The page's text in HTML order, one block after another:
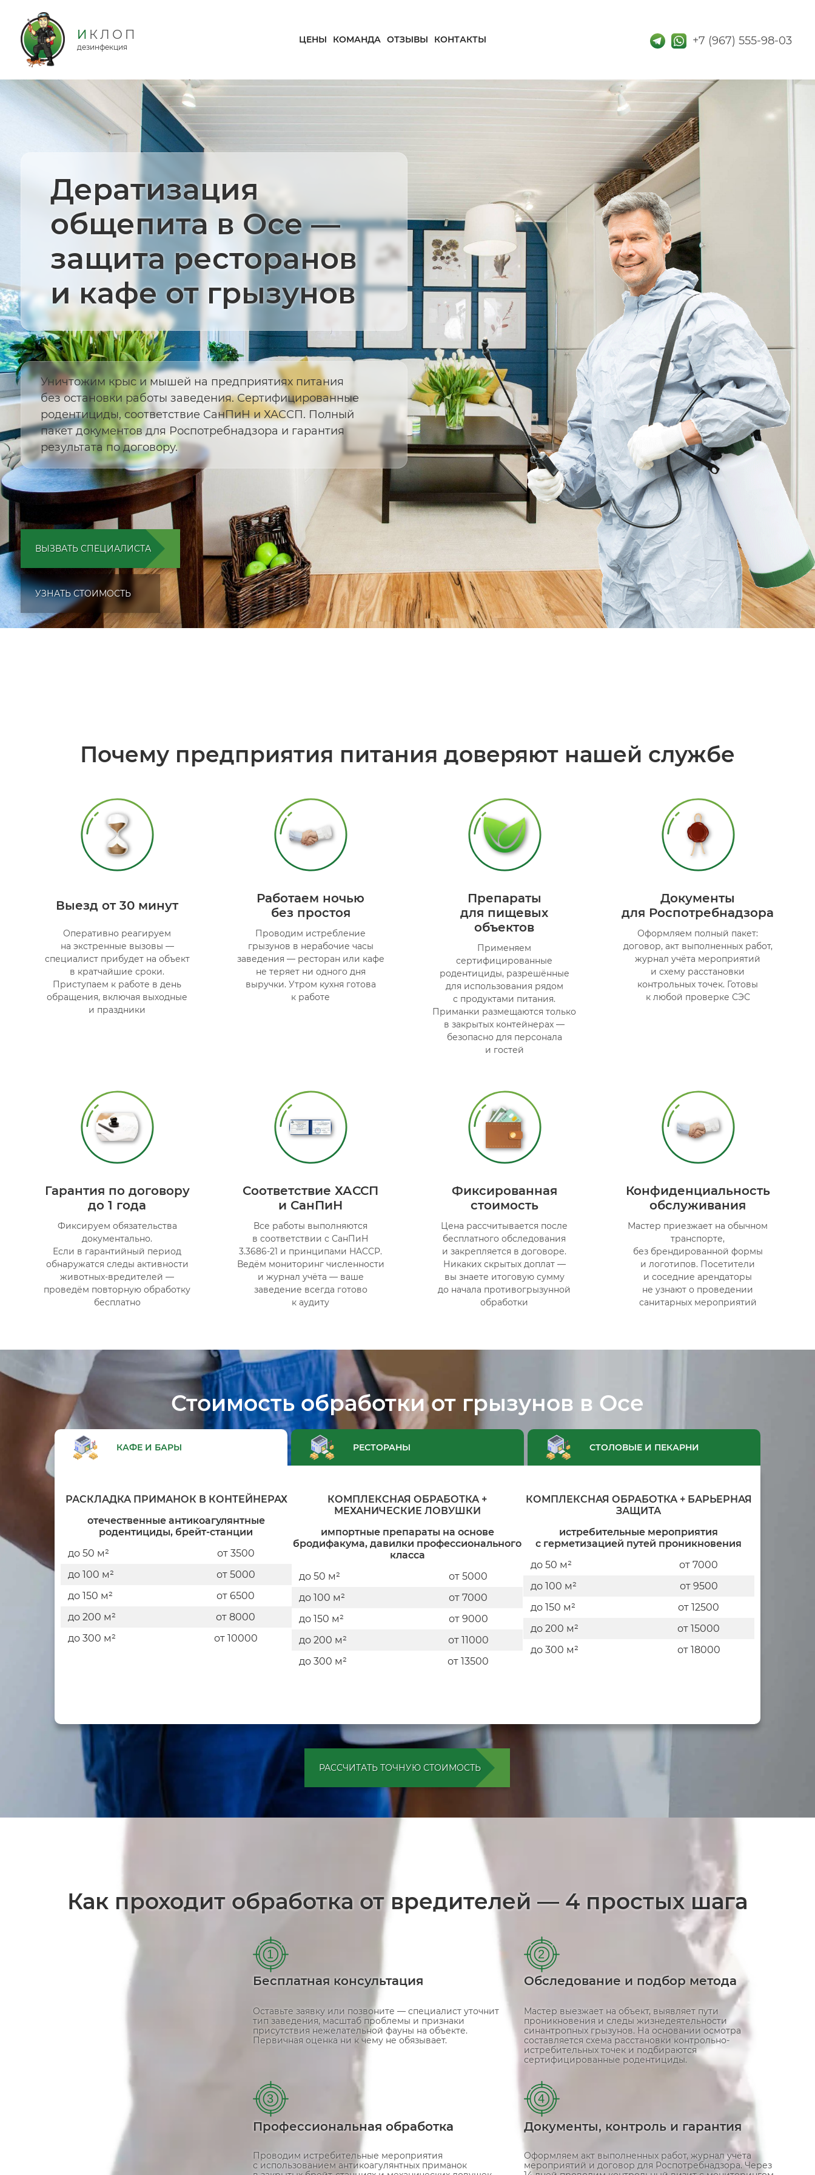
дезинфекция
ЦЕНЫ КОМАНДА ОТЗЫВЫ КОНТАКТЫ
Дератизация
общепита в Осе —
защита ресторанов
и кафе от грызунов
Уничтожим крыс и мышей на предприятиях питания
без остановки работы заведения. Сертифицированные
родентициды, соответствие СанПиН и ХАССП. Полный
пакет документов для Роспотребнадзора и гарантия
результата по договору.
ВЫЗВАТЬ СПЕЦИАЛИСТА
УЗНАТЬ СТОИМОСТЬ
Почему предприятия питания доверяют нашей службе
Выезд от 30 минут
Оперативно реагируем
на экстренные вызовы —
специалист прибудет на объект
в кратчайшие сроки.
Приступаем к работе в день
обращения, включая выходные
и праздники
Работаем ночью
без простоя
Проводим истребление
грызунов в нерабочие часы
заведения — ресторан или кафе
не теряет ни одного дня
выручки. Утром кухня готова
к работе
Препараты
для пищевых
объектов
Применяем
сертифицированные
родентициды, разрешённые
для использования рядом
с продуктами питания.
Приманки размещаются только
в закрытых контейнерах —
безопасно для персонала
и гостей
Документы
для Роспотребнадзора
Оформляем полный пакет:
договор, акт выполненных работ,
журнал учёта мероприятий
и схему расстановки
контрольных точек. Готовы
к любой проверке СЭС
Гарантия по договору
до 1 года
Фиксируем обязательства
документально.
Если в гарантийный период
обнаружатся следы активности
животных-вредителей —
проведём повторную обработку
бесплатно
Соответствие ХАССП
и СанПиН
Все работы выполняются
в соответствии с СанПиН
3.3686-21 и принципами HACCP.
Ведём мониторинг численности
и журнал учёта — ваше
заведение всегда готово
к аудиту
Фиксированная
стоимость
Цена рассчитывается после
бесплатного обследования
и закрепляется в договоре.
Никаких скрытых доплат —
вы знаете итоговую сумму
до начала противогрызунной
обработки
Конфиденциальность
обслуживания
Мастер приезжает на обычном
транспорте,
без брендированной формы
и логотипов. Посетители
и соседние арендаторы
не узнают о проведении
санитарных мероприятий
Стоимость обработки от грызунов в Осе
КАФЕ И БАРЫ РЕСТОРАНЫ СТОЛОВЫЕ И ПЕКАРНИ
РАСКЛАДКА ПРИМАНОК В КОНТЕЙНЕРАХ
отечественные антикоагулянтные
родентициды, брейт-станции
до 50 м²
от 3500
до 100 м²
от 5000
до 150 м²
от 6500
до 200 м²
от 8000
до 300 м²
от 10000
КОМПЛЕКСНАЯ ОБРАБОТКА +
МЕХАНИЧЕСКИЕ ЛОВУШКИ
импортные препараты на основе
бродифакума, давилки профессионального
класса
до 50 м²
от 5000
до 100 м²
от 7000
до 150 м²
от 9000
до 200 м²
от 11000
до 300 м²
от 13500
КОМПЛЕКСНАЯ ОБРАБОТКА + БАРЬЕРНАЯ
ЗАЩИТА
истребительные мероприятия
с герметизацией путей проникновения
до 50 м²
от 7000
до 100 м²
от 9500
до 150 м²
от 12500
до 200 м²
от 15000
до 300 м²
от 18000
РАССЧИТАТЬ ТОЧНУЮ СТОИМОСТЬ
Как проходит обработка от вредителей — 4 простых шага
1
Бесплатная консультация
Оставьте заявку или позвоните — специалист уточнит
тип заведения, масштаб проблемы и признаки
присутствия нежелательной фауны на объекте.
Первичная оценка ни к чему не обязывает.
2
Обследование и подбор метода
Мастер выезжает на объект, выявляет пути
проникновения и следы жизнедеятельности
синантропных грызунов. На основании осмотра
составляется схема расстановки контрольно-
истребительных точек и подбираются
сертифицированные родентициды.
3
Профессиональная обработка
Проводим истребительные мероприятия
с использованием антикоагулянтных приманок
4
Документы, контроль и гарантия
Оформляем акт выполненных работ, журнал учёта
мероприятий и договор для Роспотребнадзора. Через